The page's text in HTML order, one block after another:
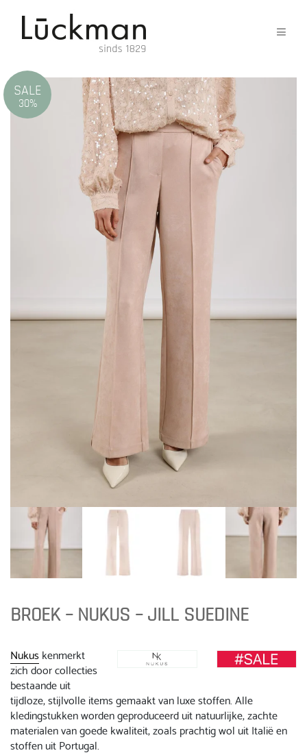
SALE
30%
BROEK – NUKUS – JILL SUEDINE
Nukuskenmerkt
zich door collecties
bestaande uit
tijdloze, stijlvolle items gemaakt van luxe stoffen. Alle
kledingstukken worden geproduceerd uit natuurlijke, zachte
materialen van goede kwaliteit, zoals prachtig wol uit Italië en
stoffen uit Portugal.